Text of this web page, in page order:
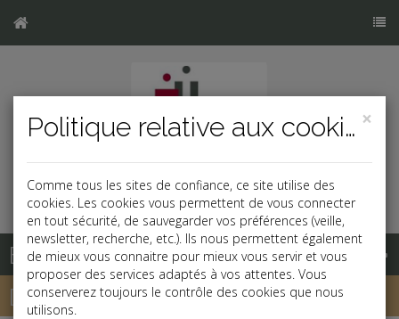
Base documentaire
Dépêches
×
Politique relative aux cookies
Comme tous les sites de confiance, ce site utilise des
cookies. Les cookies vous permettent de vous connecter
en tout sécurité, de sauvegarder vos préférences (veille,
newsletter, recherche, etc.). Ils nous permettent également
de mieux vous connaitre pour mieux vous servir et vous
proposer des services adaptés à vos attentes. Vous
conserverez toujours le contrôle des cookies que nous
utilisons.